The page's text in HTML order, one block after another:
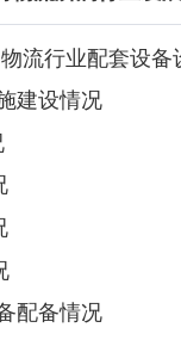
流行业配套设备
建设情况
配备情况